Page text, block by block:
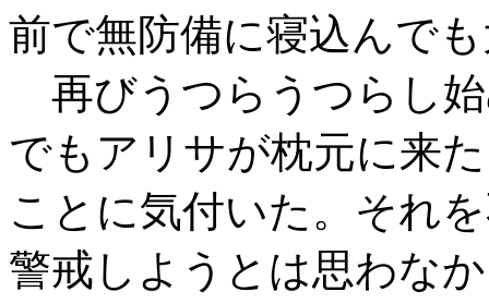
前で無防備に寝込んで
再びうつらうつらし
でもアリサが枕元に来た
ことに気付いた。それ
警戒しようとは思わなか